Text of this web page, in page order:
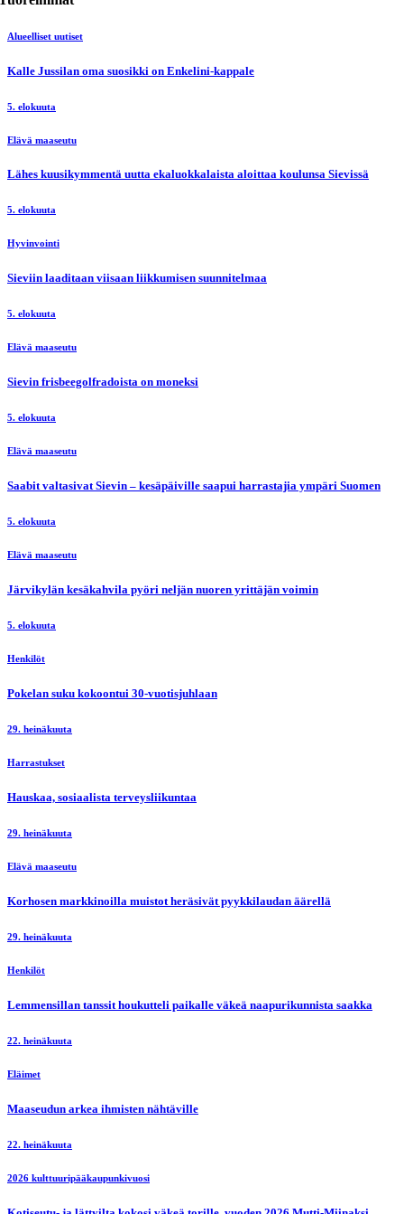
Alueelliset uutiset
Kalle Jussilan oma suosikki on Enkelini-kappale
5. elokuuta
Elävä maaseutu
Lähes kuusikymmentä uutta ekaluokkalaista aloittaa koulunsa Sievissä
5. elokuuta
Hyvinvointi
Sieviin laaditaan viisaan liikkumisen suunnitelmaa
5. elokuuta
Elävä maaseutu
Sievin frisbeegolfradoista on moneksi
5. elokuuta
Elävä maaseutu
Saabit valtasivat Sievin – kesäpäiville saapui harrastajia ympäri Suomen
5. elokuuta
Elävä maaseutu
Järvikylän kesäkahvila pyöri neljän nuoren yrittäjän voimin
5. elokuuta
Henkilöt
Pokelan suku kokoontui 30-vuotisjuhlaan
29. heinäkuuta
Harrastukset
Hauskaa, sosiaalista terveysliikuntaa
29. heinäkuuta
Elävä maaseutu
Korhosen markkinoilla muistot heräsivät pyykkilaudan äärellä
29. heinäkuuta
Henkilöt
Lemmensillan tanssit houkutteli paikalle väkeä naapurikunnista saakka
22. heinäkuuta
Eläimet
Maaseudun arkea ihmisten nähtäville
22. heinäkuuta
2026 kulttuuripääkaupunkivuosi